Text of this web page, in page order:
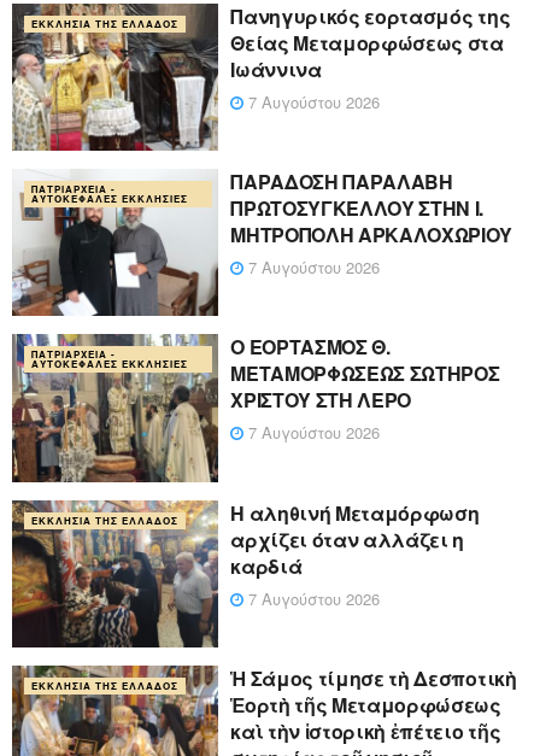
ΕΚΚΛΗΣΊΑ ΤΗΣ ΕΛΛΆΔΟΣ
Πανηγυρικός εορτασμός της
Θείας Μεταμορφώσεως στα
Ιωάννινα
7 Αυγούστου 2026
ΠΑΤΡΙΑΡΧΕΊΑ -
ΑΥΤΟΚΈΦΑΛΕΣ ΕΚΚΛΗΣΊΕΣ
ΠΑΡΑΔΟΣΗ ΠΑΡΑΛΑΒΗ
ΠΡΩΤΟΣΥΓΚΕΛΛΟΥ ΣΤΗΝ Ι.
ΜΗΤΡΟΠΟΛΗ ΑΡΚΑΛΟΧΩΡΙΟΥ
7 Αυγούστου 2026
ΠΑΤΡΙΑΡΧΕΊΑ -
ΑΥΤΟΚΈΦΑΛΕΣ ΕΚΚΛΗΣΊΕΣ
Ο ΕΟΡΤΑΣΜΟΣ Θ.
ΜΕΤΑΜΟΡΦΩΣΕΩΣ ΣΩΤΗΡΟΣ
ΧΡΙΣΤΟΥ ΣΤΗ ΛΕΡΟ
7 Αυγούστου 2026
ΕΚΚΛΗΣΊΑ ΤΗΣ ΕΛΛΆΔΟΣ
Η αληθινή Μεταμόρφωση
αρχίζει όταν αλλάζει η
καρδιά
7 Αυγούστου 2026
ΕΚΚΛΗΣΊΑ ΤΗΣ ΕΛΛΆΔΟΣ
Ἡ Σάμος τίμησε τὴ Δεσποτικὴ
Ἑορτὴ τῆς Μεταμορφώσεως
καὶ τὴν ἱστορικὴ ἐπέτειο τῆς